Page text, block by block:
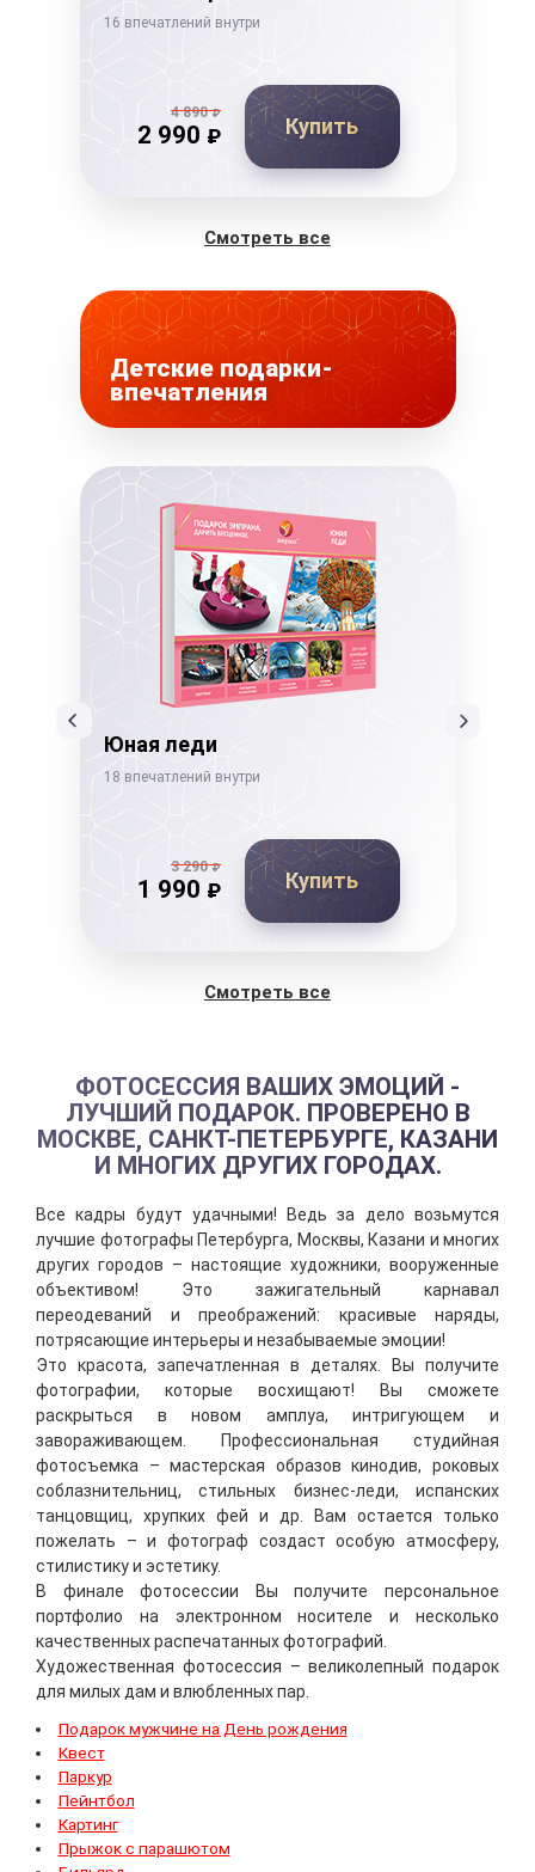
16 впечатлений внутри
4 890₽
2 990 ₽ Купить
Смотреть все
Детские подарки-
впечатления
Юная леди
18 впечатлений внутри
3 290₽
1 990 ₽ Купить
Смотреть все
ФОТОСЕССИЯ ВАШИХ ЭМОЦИЙ -
ЛУЧШИЙ ПОДАРОК. ПРОВЕРЕНО В
МОСКВЕ, САНКТ-ПЕТЕРБУРГЕ, КАЗАНИ
И МНОГИХ ДРУГИХ ГОРОДАХ.
Все кадры будут удачными! Ведь за дело возьмутся
лучшие фотографы Петербурга, Москвы, Казани и многих
других городов – настоящие художники, вооруженные
объективом! Это зажигательный карнавал
переодеваний и преображений: красивые наряды,
потрясающие интерьеры и незабываемые эмоции!
Это красота, запечатленная в деталях. Вы получите
фотографии, которые восхищают! Вы сможете
раскрыться в новом амплуа, интригующем и
завораживающем. Профессиональная студийная
фотосъемка – мастерская образов кинодив, роковых
соблазнительниц, стильных бизнес-леди, испанских
танцовщиц, хрупких фей и др. Вам остается только
пожелать – и фотограф создаст особую атмосферу,
стилистику и эстетику.
В финале фотосессии Вы получите персональное
портфолио на электронном носителе и несколько
качественных распечатанных фотографий.
Художественная фотосессия – великолепный подарок
для милых дам и влюбленных пар.
Подарок мужчине на День рождения
Квест
Паркур
Пейнтбол
Картинг
Прыжок с парашютом